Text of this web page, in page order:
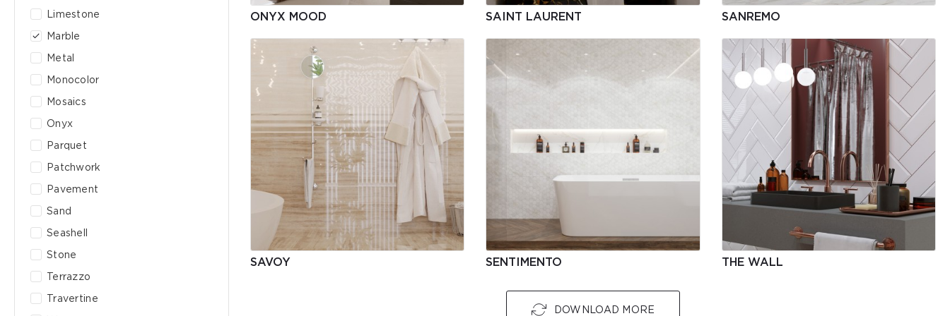
Limestone
Marble
Metal
Monocolor
Mosaics
Onyx
Parquet
Patchwork
Pavement
Sand
Seashell
Stone
Terrazzo
Travertine
ONYX MOOD SAINT LAURENT SANREMO
SAVOY SENTIMENTO THE WALL
DOWNLOAD MORE